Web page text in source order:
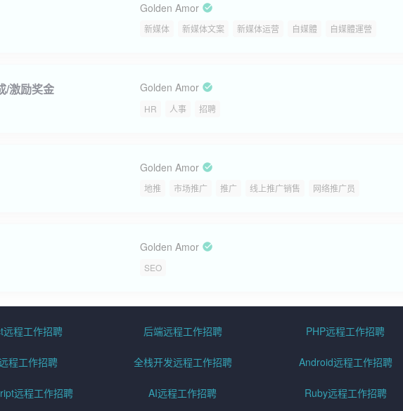
Golden Amor
新媒体 新媒体文案 新媒体运营 自媒體 自媒體運營
/激励奖金 Golden Amor
HR 人事 招聘
Golden Amor
地推 市场推广 推广 线上推广销售 网络推广员
Golden Amor
SEO
远程工作招聘 后端远程工作招聘 PHP远程工作招聘
程工作招聘 全栈开发远程工作招聘 Android远程工作招聘
远程工作招聘 AI远程工作招聘 Ruby远程工作招聘